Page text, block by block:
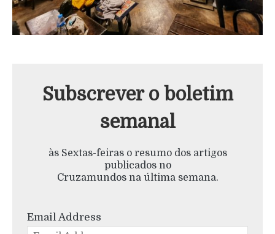
Subscrever o boletim
semanal
às Sextas-feiras o resumo dos artigos
publicados no
Cruzamundos na última semana.
Email Address